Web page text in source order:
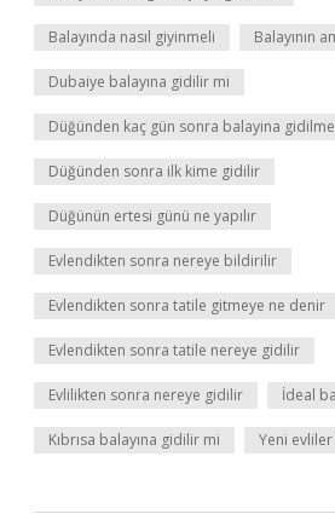
Balayında nasıl giyinmeli Balayının
Dubaiye balayına gidilir mi
Düğünden kaç gün sonra balayina
Düğünden sonra ilk kime gidilir
Düğünün ertesi günü ne yapılır
Evlendikten sonra nereye bildirilir
Evlendikten sonra tatile gitmeye ne denir
Evlendikten sonra tatile nereye gidilir
Evlilikten sonra nereye gidilir İdeal
Kıbrısa balayına gidilir mi Yeni